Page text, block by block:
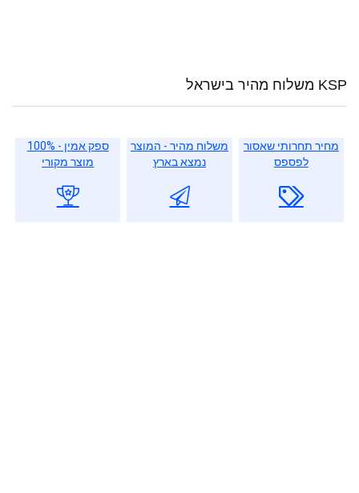
KSP משלוח מהיר בישראל
מחיר תחרותי שאסור
לפספס
משלוח מהיר - המוצר
נמצא בארץ
ספק אמין - 100%
מוצר מקורי